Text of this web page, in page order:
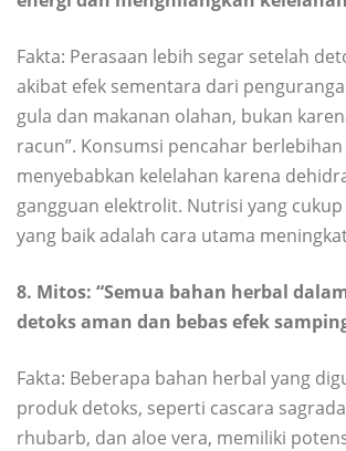
Fakta: Perasaan lebih segar setelah
akibat efek sementara dari
gula dan makanan olahan, bukan
racun”. Konsumsi pencahar
menyebabkan kelelahan karena
gangguan elektrolit. Nutrisi yang
yang baik adalah cara utama
8. Mitos: “Semua bahan herbal
detoks aman dan bebas efek
Fakta: Beberapa bahan herbal yang
produk detoks, seperti cascara
rhubarb, dan aloe vera, memiliki